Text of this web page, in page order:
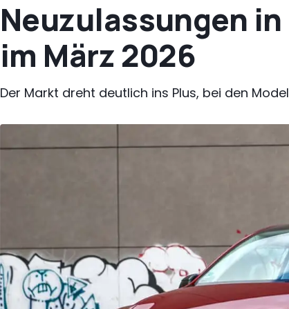
Neuzulassungen
im März 2026
Der Markt dreht deutlich ins Plus, bei den